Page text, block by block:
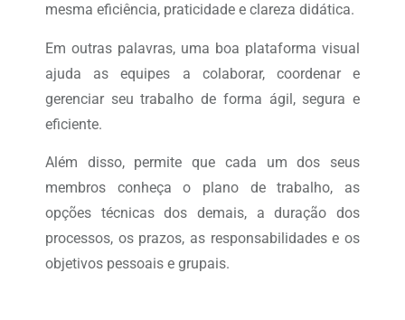
mesma eficiência, praticidade e clareza didática.
Em outras palavras, uma boa plataforma visual
ajuda as equipes a colaborar, coordenar e
gerenciar seu trabalho de forma ágil, segura e
eficiente.
Além disso, permite que cada um dos seus
membros conheça o plano de trabalho, as
opções técnicas dos demais, a duração dos
processos, os prazos, as responsabilidades e os
objetivos pessoais e grupais.